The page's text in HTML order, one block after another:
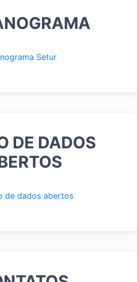
Setur
DE DADOS
de dados abertos